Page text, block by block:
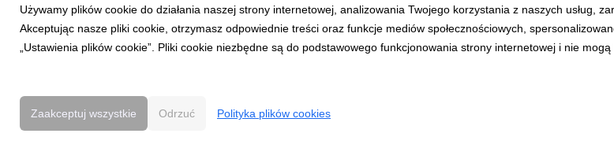
Castello_-_10_-_Quiche_z_dyni-15.jpg
grafika|555 KB Pobierz docx |1,35 MB Pobierz grafika| 632
Używamy plików cookie do działania naszej strony internetowej, analizowania Twojego korzystania z naszych usług,
Akceptując nasze pliki cookie, otrzymasz odpowiednie treści oraz funkcje mediów społecznościowych,
„Ustawienia plików cookie”. Pliki cookie niezbędne są do podstawowego funkcjonowania strony internetowej i nie
Zaakceptuj wszystkie Odrzuć Polityka plików cookies